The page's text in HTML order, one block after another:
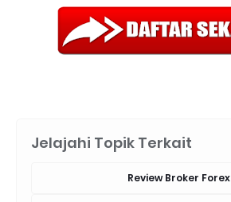
Jelajahi Topik Terkait
Review Broker Forex